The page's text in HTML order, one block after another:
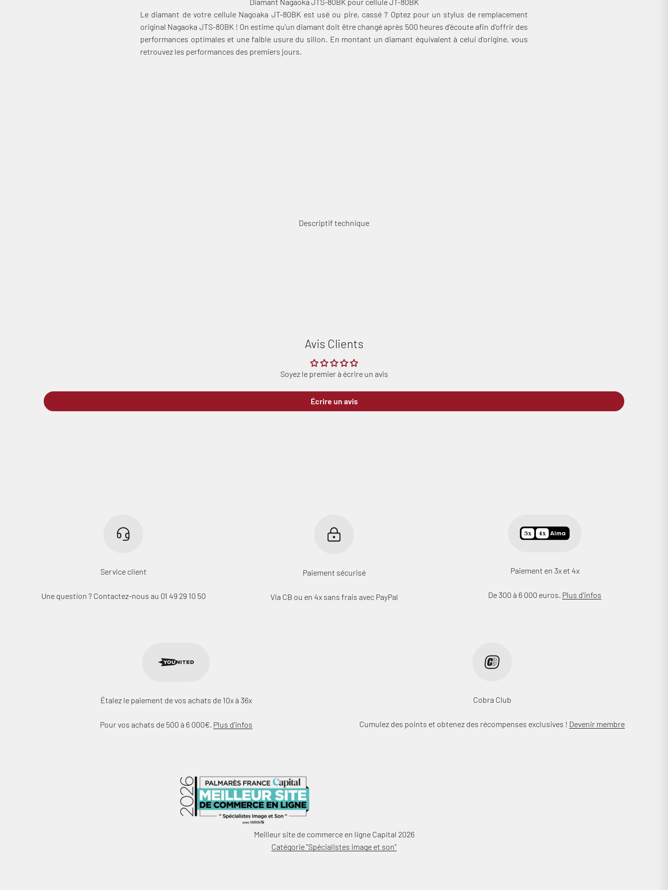
Le diamant de votre cellule Nagoaka JT-80BK est usé ou pire, cassé ? Optez pour un stylus de remplacement
original Nagaoka JTS-80BK ! On estime qu’un diamant doit être changé après 500 heures d’écoute afin d’offrir des
performances optimales et une faible usure du sillon. En montant un diamant équivalent à celui d’origine, vous
retrouvez les performances des premiers jours.
Descriptif technique
Avis Clients
Soyez le premier à écrire un avis
Écrire un avis
Service client
Une question ? Contactez-nous au 01 49 29 10 50
Paiement sécurisé
Via CB ou en 4x sans frais avec PayPal
Paiement en 3x et 4x
De 300 à 6 000 euros. Plus d'infos
Étalez le paiement de vos achats de 10x à 36x
Pour vos achats de 500 à 6 000€. Plus d'infos
Cobra Club
Cumulez des points et obtenez des récompenses exclusives ! Devenir membre
Meilleur site de commerce en ligne Capital 2026
Catégorie "Spécialistes image et son"
Connectez-vous à votre compte pour ajouter des produits à votre
liste de souhaits et afficher vos articles précédemment
enregistrés.
Se connecter